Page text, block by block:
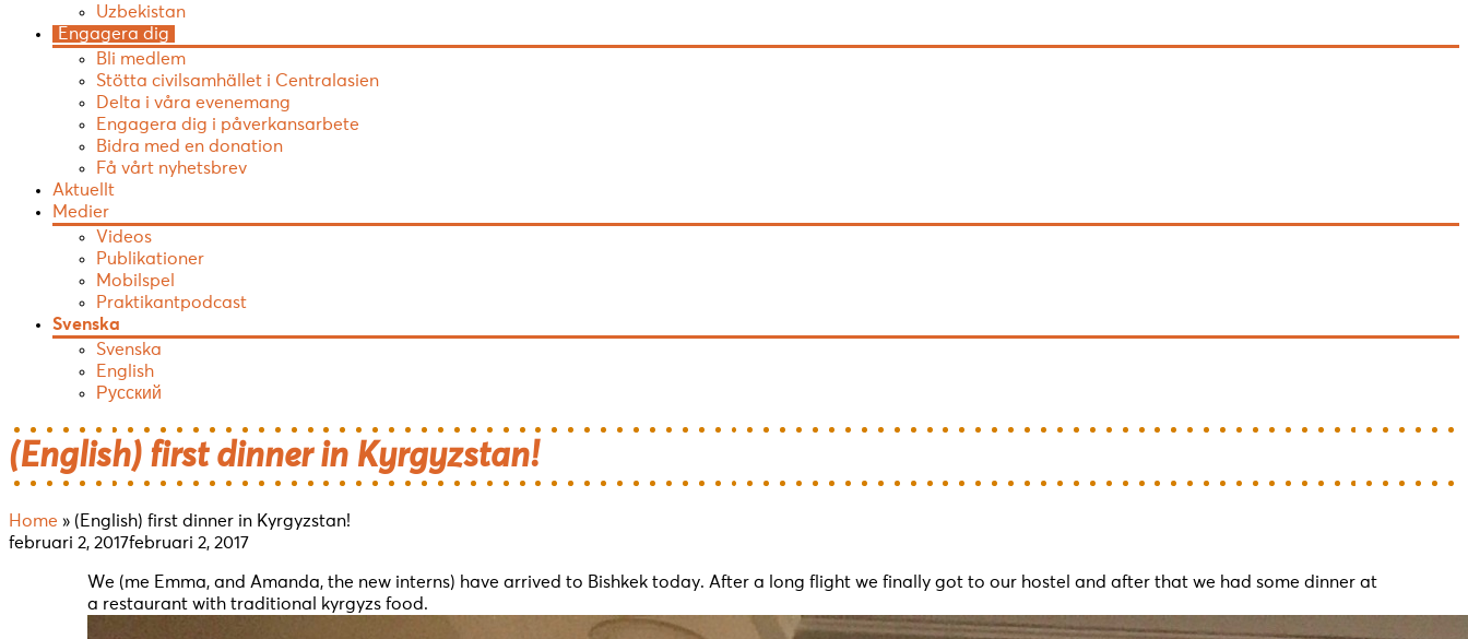
Uzbekistan
Engagera dig
Bli medlem
Stötta civilsamhället i Centralasien
Delta i våra evenemang
Engagera dig i påverkansarbete
Bidra med en donation
Få vårt nyhetsbrev
Aktuellt
Medier
Videos
Publikationer
Mobilspel
Praktikantpodcast
Svenska
Svenska
English
Русский
(English) first dinner in Kyrgyzstan!
Home » (English) first dinner in Kyrgyzstan!
februari 2, 2017februari 2, 2017
Inläggsnavigering
We (me Emma, and Amanda, the new interns) have arrived to Bishkek today. After a long flight we finally got to our hostel and after that we had some dinner at
a restaurant with traditional kyrgyzs food.